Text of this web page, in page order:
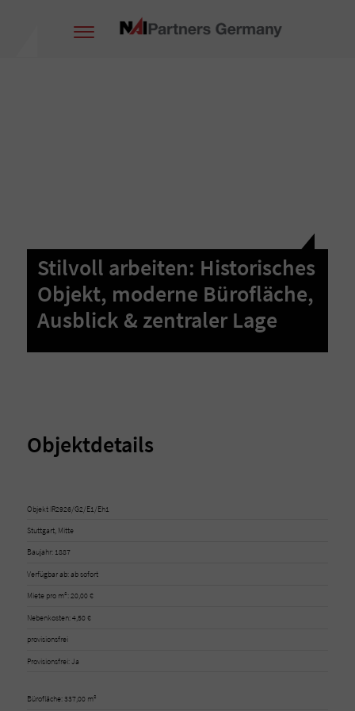
Stilvoll arbeiten: Historisches
Objekt, moderne Bürofläche,
Ausblick & zentraler Lage
Objektdetails
Objekt IR2926/G2/E1/Eh1
Stuttgart, Mitte
Baujahr: 1887
Verfügbar ab: ab sofort
Miete pro m²: 20,00 €
Nebenkosten: 4,50 €
provisionsfrei
Provisionsfrei: Ja
Bürofläche: 337,00 m²